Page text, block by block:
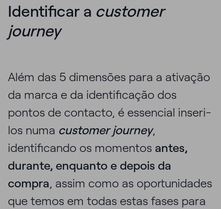
Identificar a customer
journey
Além das 5 dimensões para a ativação
da marca e da identificação dos
pontos de contacto, é essencial inseri-
los numa customer journey,
identificando os momentos antes,
durante, enquanto e depois da
compra, assim como as oportunidades
que temos em todas estas fases para